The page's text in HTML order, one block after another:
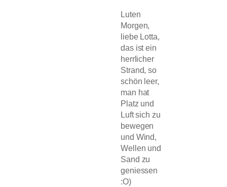
Luten
Morgen,
liebe Lotta,
das ist ein
herrlicher
Strand, so
schön leer,
man hat
Platz und
Luft sich zu
bewegen
und Wind,
Wellen und
Sand zu
geniessen
:O)